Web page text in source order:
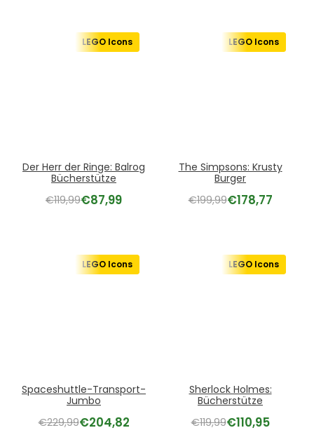
LEGO Icons
Der Herr der Ringe: Balrog
Bücherstütze
€119,99€87,99
LEGO Icons
The Simpsons: Krusty
Burger
€199,99€178,77
LEGO Icons
Spaceshuttle-Transport-
Jumbo
€229,99€204,82
LEGO Icons
Sherlock Holmes:
Bücherstütze
€119,99€110,95